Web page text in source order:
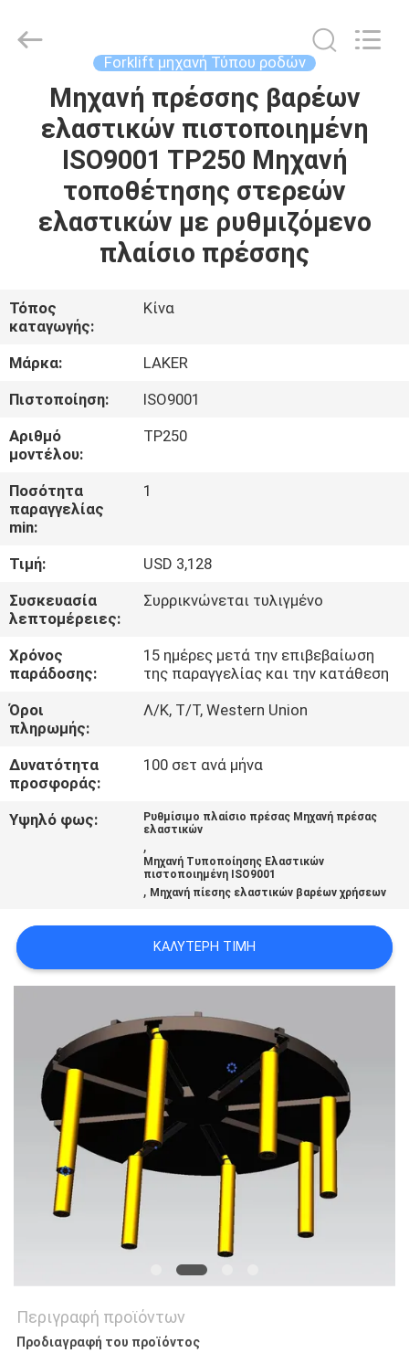
ΑΡΧΙΚΉ
ΣΕΛΊΔΑ
ΠΡΟΪΌΝΤΑ
ΣΧΕΤΙΚΆ
ΕΜΆΣ
ΓΎΡΟΣ
ΕΡΓΟΣΤΑΣΊΩΝ
ΠΟΙΟΤΙΚΌΣ
ΈΛΕΓΧΟΣ
ΝΈΑ
SITEMAP
ΠΟΛΙΤΙΚΉ
ΑΠΟΡΡΉΤΟΥ
CO.,LIMITED.
Forklift μηχανή Τύπου ροδών
Μηχανή πρέσσης βαρέων
ελαστικών πιστοποιημένη
ISO9001 TP250 Μηχανή
τοποθέτησης στερεών
ελαστικών με ρυθμιζόμενο
πλαίσιο πρέσσης
Τόπος
καταγωγής:
Κίνα
Μάρκα:
LAKER
Πιστοποίηση:
ISO9001
Αριθμό
μοντέλου:
TP250
Ποσότητα
παραγγελίας
min:
1
Τιμή:
USD 3,128
Συσκευασία
λεπτομέρειες:
Συρρικνώνεται τυλιγμένο
Χρόνος
παράδοσης:
15 ημέρες μετά την επιβεβαίωση
της παραγγελίας και την κατάθεση
Όροι
πληρωμής:
Λ/Κ, Τ/Τ, Western Union
Δυνατότητα
προσφοράς:
100 σετ ανά μήνα
Υψηλό φως:
Ρυθμίσιμο πλαίσιο πρέσας Μηχανή πρέσας
ελαστικών
,
Μηχανή Τυποποίησης Ελαστικών
πιστοποιημένη ISO9001
, Μηχανή πίεσης ελαστικών βαρέων χρήσεων
ΚΑΛΎΤΕΡΗ ΤΙΜΉ
Περιγραφή προϊόντων
Προδιαγραφή του προϊόντος